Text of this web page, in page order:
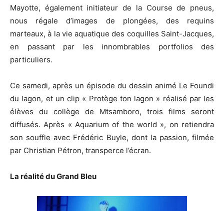
Mayotte, également initiateur de la Course de pneus,
nous régale d’images de plongées, des requins
marteaux, à la vie aquatique des coquilles Saint-Jacques,
en passant par les innombrables portfolios des
particuliers.
Ce samedi, après un épisode du dessin animé Le Foundi
du lagon, et un clip « Protège ton lagon » réalisé par les
élèves du collège de Mtsamboro, trois films seront
diffusés. Après « Aquarium of the world », on retiendra
son souffle avec Frédéric Buyle, dont la passion, filmée
par Christian Pétron, transperce l’écran.
La réalité du Grand Bleu